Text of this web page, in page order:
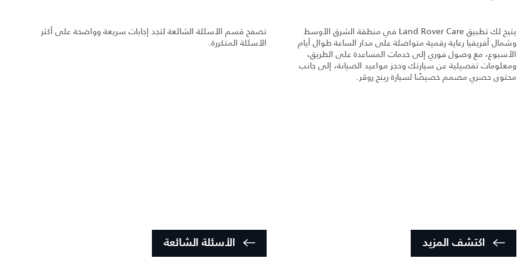
يتيح لك تطبيق Land Rover Care في منطقة الشرق الأوسط
وشمال أفريقيا رعاية رقمية متواصلة على مدار الساعة طوال أيام
الأسبوع، مع وصول فوري إلى خدمات المساعدة على الطريق،
ومعلومات تفصيلية عن سيارتك وحجز مواعيد الصيانة، إلى جانب
محتوى حصري مصمم خصيصًا لسيارة رينج روڤر.
اكتشف المزيد
تصفح قسم الأسئلة الشائعة لتجد إجابات سريعة وواضحة على أكثر
الأسئلة المتكررة.
الأسئلة الشائعة